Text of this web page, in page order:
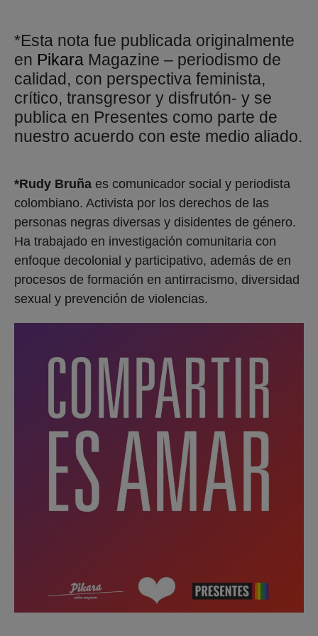
*Esta nota fue publicada originalmente
en Pikara Magazine – periodismo de
calidad, con perspectiva feminista,
crítico, transgresor y disfrutón- y se
publica en Presentes como parte de
nuestro acuerdo con este medio aliado.
*Rudy Bruña es comunicador social y periodista
colombiano. Activista por los derechos de las
personas negras diversas y disidentes de género.
Ha trabajado en investigación comunitaria con
enfoque decolonial y participativo, además de en
procesos de formación en antirracismo, diversidad
sexual y prevención de violencias.